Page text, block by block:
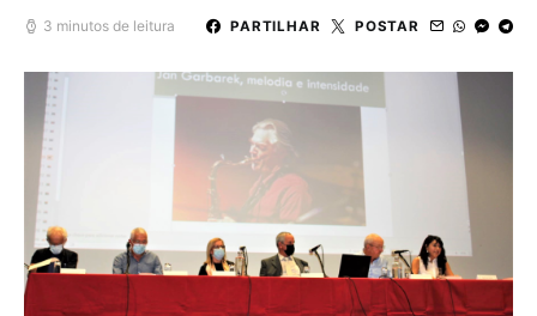
3 minutos de leitura PARTILHAR POSTAR